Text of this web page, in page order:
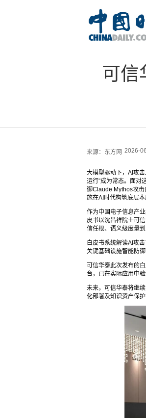
可信
来源： 东方网 2026-
大模型驱动下，AI攻
运行”成为常态。面对
御Claude Mythos攻击
施在AI时代构筑底层本
作为中国电子信息产
皮书以沈昌祥院士可
信任根、语义级度量
白皮书系统解读AI攻
关键基础设施智能防御
可信华泰此次发布的
台，已在实际应用中
未来，可信华泰将继
化部署及知识资产保护